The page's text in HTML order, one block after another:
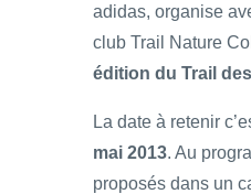
adidas, organise
club Trail Nature
édition du Trail
La date à retenir
mai 2013. Au
proposés dans un